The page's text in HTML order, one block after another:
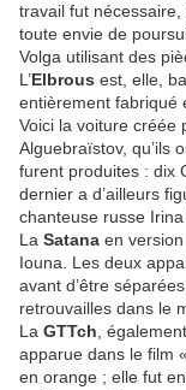
travail fut nécessaire,
toute envie de
Volga utilisant des
L’Elbrous est, elle,
entièrement fabriqué
Voici la voiture créée
Alguebraïstov, qu’ils
furent produites : dix
dernier a d’ailleurs
chanteuse russe
La Satana en
Iouna. Les deux
avant d’être
retrouvailles dans le
La GTTch ,
apparue dans le film
en orange ; elle fut